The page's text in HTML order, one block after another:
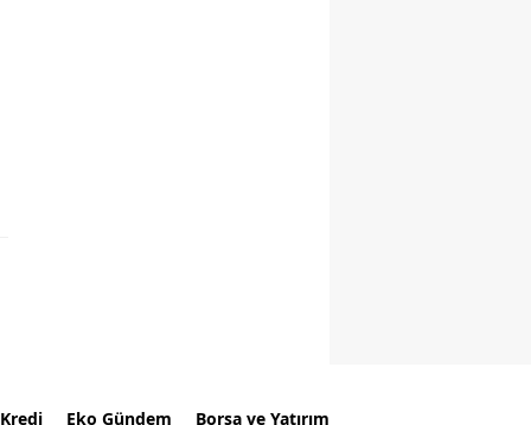
Kredi Eko Gündem Borsa ve Yatırım